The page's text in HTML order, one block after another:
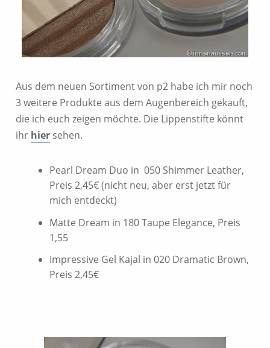
Aus dem neuen Sortiment von p2 habe ich mir noch
3 weitere Produkte aus dem Augenbereich gekauft,
die ich euch zeigen möchte. Die Lippenstifte könnt
ihr hier sehen.
Pearl Dream Duo in 050 Shimmer Leather,
Preis 2,45€ (nicht neu, aber erst jetzt für
mich entdeckt)
Matte Dream in 180 Taupe Elegance, Preis
1,55
Impressive Gel Kajal in 020 Dramatic Brown,
Preis 2,45€